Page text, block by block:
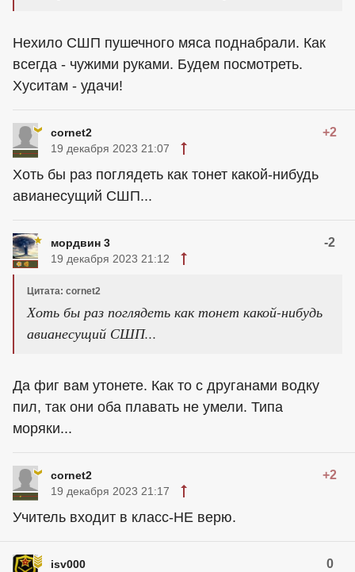
Нехило СШП пушечного мяса поднабрали. Как
всегда - чужими руками. Будем посмотреть.
Хуситам - удачи!
cornet2 +2
19 декабря 2023 21:07
Хоть бы раз поглядеть как тонет какой-нибудь
авианесущий СШП...
мордвин 3 -2
19 декабря 2023 21:12
Цитата: cornet2
Хоть бы раз поглядеть как тонет какой-нибудь
авианесущий СШП...
Да фиг вам утонете. Как то с друганами водку
пил, так они оба плавать не умели. Типа
моряки...
cornet2 +2
19 декабря 2023 21:17
Учитель входит в класс-НЕ верю.
isv000 0